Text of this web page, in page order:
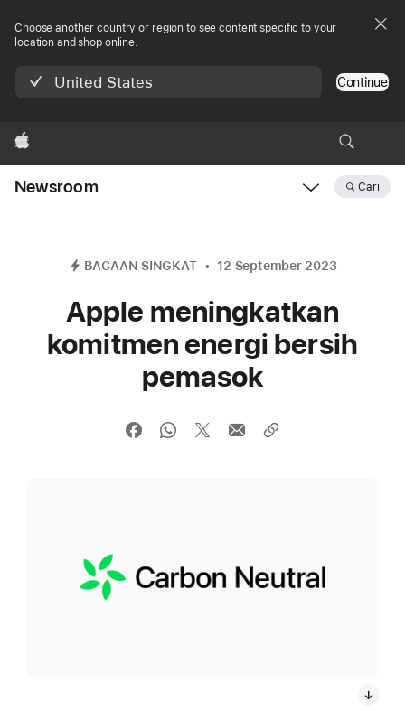
Choose another country or region to see content specific to your
location and shop online.
United States Continue
Apple
Newsroom Cari
BACAAN SINGKAT 12 September 2023
Apple meningkatkan
komitmen energi bersih
pemasok